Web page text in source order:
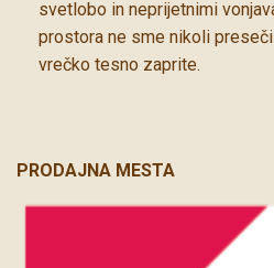
svetlobo in neprijetnimi
prostora ne sme nikoli preseči
vrečko tesno zaprite.
PRODAJNA MESTA